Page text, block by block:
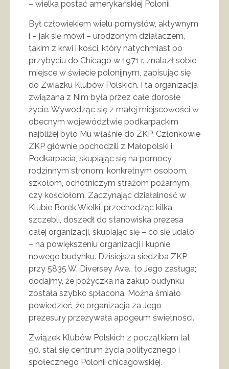
– wielka postać amerykańskiej Polonii
Był człowiekiem wielu pomysłów, aktywnym
i – jak się mówi – urodzonym działaczem,
takim z krwi i kości, który natychmiast po
przybyciu do Chicago w 1971 r. znalazł sobie
miejsce w świecie polonijnym, zapisując się
do Związku Klubów Polskich. I ta organizacja
związana z Nim była przez całe dorosłe
życie. Wywodząc się z małej miejscowości w
obecnym województwie podkarpackim
najbliżej było Mu właśnie do ZKP. Członkowie
ZKP głównie pochodzili z Małopolski i
Podkarpacia, skupiając się na pomocy
rodzinnym stronom: konkretnym osobom,
szkołom, ochotniczym strażom pożarnym
czy kościołom. Zaczynając działalność w
Klubie Borek Wielki, przechodząc kilka
szczebli, doszedł do stanowiska prezesa
całej organizacji, skupiając się – co się udało
– na powiększeniu organizacji i kupnie
nowego budynku. Dzisiejsza siedziba ZKP
przy 5835 W. Diversey Ave., to Jego zasługa;
dodajmy, że pożyczka na zakup budynku
została szybko spłacona. Można śmiało
powiedzieć, że organizacja za Jego
prezesury przeżywała apogeum świetności.
Związek Klubów Polskich z początkiem lat
90. stał się centrum życia politycznego i
społecznego Polonii chicagowskiej.